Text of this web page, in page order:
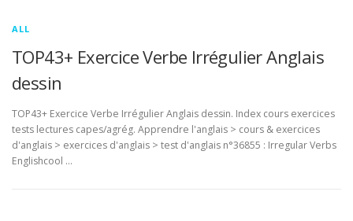
ALL
TOP43+ Exercice Verbe Irrégulier Anglais
dessin
TOP43+ Exercice Verbe Irrégulier Anglais dessin. Index cours exercices
tests lectures capes/agrég. Apprendre l'anglais > cours & exercices
d'anglais > exercices d'anglais > test d'anglais n°36855 : Irregular Verbs
Englishcool …